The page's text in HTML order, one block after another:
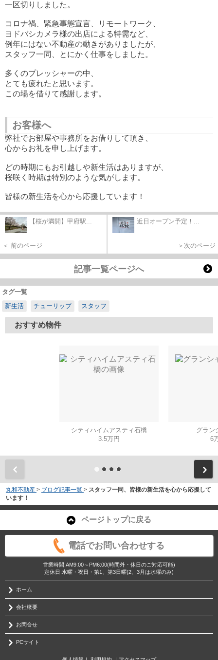
一区切りしました。
コロナ禍、緊急事態宣言、リモートワーク、
ヨドバシカメラ様の出店による特需など、
例年にはない不動産の動きがありましたが、
スタッフ一同、とにかく仕事をしました。
多くのプレッシャーの中、
とても疲れたと思います。
この場を借りて感謝します。
お客様へ
弊社でお部屋や事務所をお借りして頂き、
心からお礼を申し上げます。
どの時期にもお引越しや新生活はありますが、
桜咲く時期は特別のような気がします。
皆様の新生活を心から応援しています！
【桜が満開】甲府駅...
＜ 前のページ
近日オープン予定！...
＞次のページ
記事一覧ページへ
タグ一覧
新生活
チューリップ スタッフ
おすすめ物件
シティハイムアスティ石橋
3.5万円
グラン
6
丸和不動産 > ブログ記事一覧 > スタッフ一同、皆様の新生活を心から応援して
います！
ページトップに戻る
電話でお問い合わせする
営業時間:AM9:00～PM6:00(時間外・休日のご対応可能)
定休日:水曜・祝日・第1、第3日曜(2、3月は水曜のみ)
ホーム
会社概要
お問合せ
PCサイト